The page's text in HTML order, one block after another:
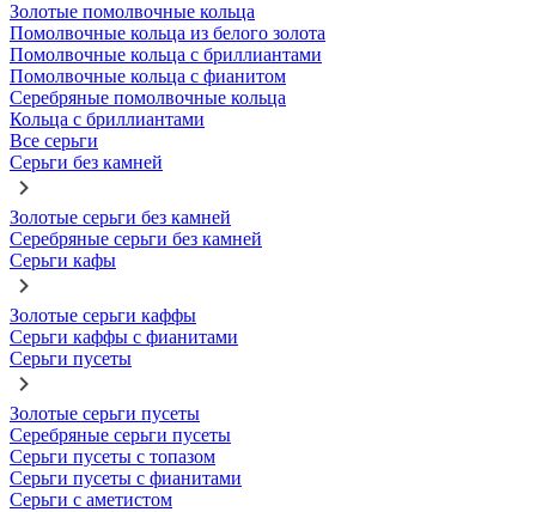
Золотые помолвочные кольца
Помолвочные кольца из белого золота
Помолвочные кольца с бриллиантами
Помолвочные кольца с фианитом
Серебряные помолвочные кольца
Кольца с бриллиантами
Все серьги
Серьги без камней
Золотые серьги без камней
Серебряные серьги без камней
Серьги кафы
Золотые серьги каффы
Серьги каффы с фианитами
Серьги пусеты
Золотые серьги пусеты
Серебряные серьги пусеты
Серьги пусеты с топазом
Серьги пусеты с фианитами
Серьги с аметистом